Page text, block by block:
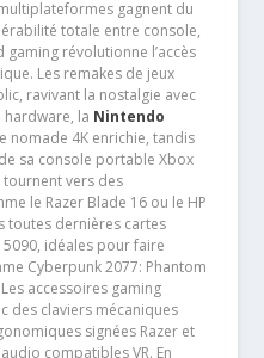
gagnent du
totale entre console,
révolutionne l’accès
Les remakes de jeux
ravivant la nostalgie avec
la Nintendo
4K enrichie, tandis
sa console portable Xbox
tournent vers des
le Razer Blade 16 ou le HP
toutes dernières cartes
5090, idéales pour faire
Cyberpunk 2077: Phantom
accessoires gaming
des claviers mécaniques
signées Razer et
compatibles VR. En